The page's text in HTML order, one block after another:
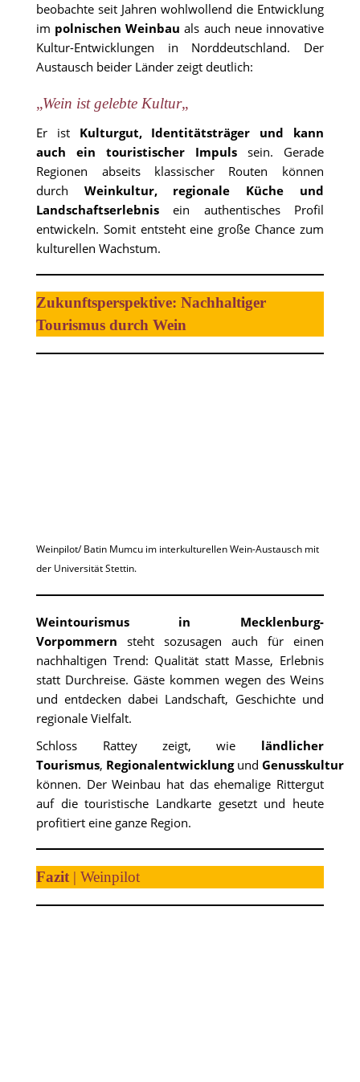
beobachte seit Jahren wohlwollend die Entwicklung
im polnischen Weinbau als auch neue innovative
Kultur-Entwicklungen in Norddeutschland. Der
Austausch beider Länder zeigt deutlich:
„Wein ist gelebte Kultur„
Er ist Kulturgut, Identitätsträger und kann
auch ein touristischer Impulssein. Gerade
Regionen abseits klassischer Routen können
durch Weinkultur, regionale Küche und
Landschaftserlebnis ein authentisches Profil
entwickeln. Somit entsteht eine große Chance zum
kulturellen Wachstum.
Zukunftsperspektive: Nachhaltiger
Tourismus durch Wein
Weinpilot/ Batin Mumcu im interkulturellen Wein-Austausch mit
der Universität Stettin.
Weintourismus in Mecklenburg-
Vorpommern steht sozusagen auch für einen
nachhaltigen Trend: Qualität statt Masse, Erlebnis
statt Durchreise. Gäste kommen wegen des Weins
und entdecken dabei Landschaft, Geschichte und
regionale Vielfalt.
Schloss Rattey zeigt, wie ländlicher
Tourismus, RegionalentwicklungundGenusskultur
können. Der Weinbau hat das ehemalige Rittergut
auf die touristische Landkarte gesetzt und heute
profitiert eine ganze Region.
Fazit | Weinpilot